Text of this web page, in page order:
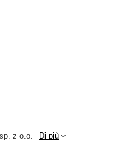
z o.o. Di più